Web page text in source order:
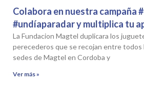
Colabora en nuestra campaña
#undíaparadar y multiplica tu
La Fundacion Magtel duplicara los
perecederos que se recojan entre
sedes de Magtel en Cordoba y
Ver más »